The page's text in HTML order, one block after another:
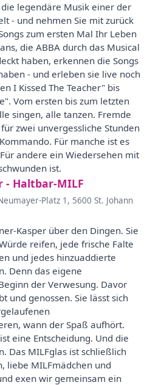
legendäre Musik einer der
- und nehmen Sie mit zurück
zum ersten Mal Ihr Leben
die ABBA durch das Musical
haben, erkennen die Songs
- und erleben sie live noch
I Kissed The Teacher" bis
Vom ersten bis zum letzten
singen, alle tanzen. Fremde
zwei unvergessliche Stunden
Für manche ist es
andere ein Wiedersehen mit
ist.
- Haltbar-MILF
Platz 1, 5600 St. Johann
Kasper über den Dingen. Sie
reifen, jede frische Falte
und jedes hinzuaddierte
Denn das eigene
der Verwesung. Davor
und genossen. Sie lässt sich
wann der Spaß aufhört.
eine Entscheidung. Und die
Das MILFglas ist schließlich
liebe MILFmädchen und
exen wir gemeinsam ein